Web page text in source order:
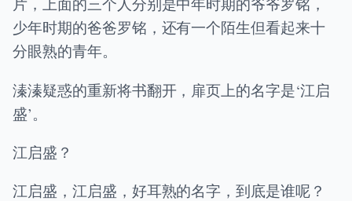
少年时期的爸爸罗铭，还有一个陌生但看起来十
分眼熟的青年。
溱溱疑惑的重新将书翻开，扉页上的名字是‘江启
盛’。
江启盛？
江启盛，江启盛，好耳熟的名字，到底是谁呢？